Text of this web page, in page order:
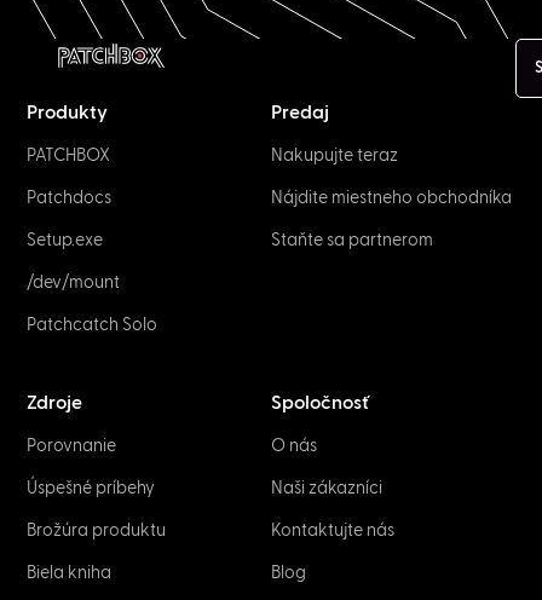
Produkty
PATCHBOX
Patchdocs
Setup.exe
/dev/mount
Patchcatch Solo
Predaj
Nakupujte teraz
Nájdite miestneho obchodníka
Staňte sa partnerom
Zdroje
Porovnanie
Úspešné príbehy
Brožúra produktu
Biela kniha
Spoločnosť
O nás
Naši zákazníci
Kontaktujte nás
Blog